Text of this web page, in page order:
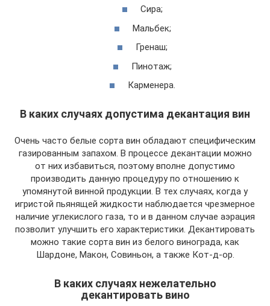
Сира;
Мальбек;
Гренаш;
Пинотаж;
Карменера.
В каких случаях допустима декантация вин
Очень часто белые сорта вин обладают специфическим
газированным запахом. В процессе декантации можно
от них избавиться, поэтому вполне допустимо
производить данную процедуру по отношению к
упомянутой винной продукции. В тех случаях, когда у
игристой пьянящей жидкости наблюдается чрезмерное
наличие углекислого газа, то и в данном случае аэрация
позволит улучшить его характеристики. Декантировать
можно такие сорта вин из белого винограда, как
Шардоне, Макон, Совиньон, а также Кот-д-ор.
В каких случаях нежелательно
декантировать вино